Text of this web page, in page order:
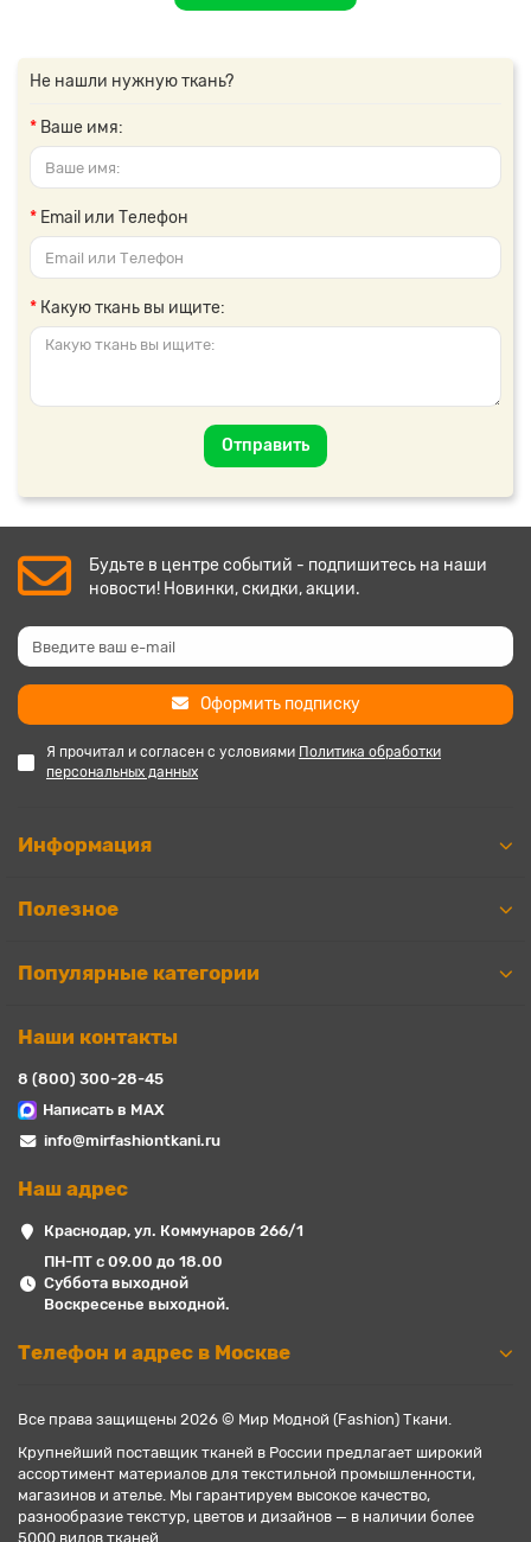
Не нашли нужную ткань?
Ваше имя:
Email или Телефон
Какую ткань вы ищите:
Отправить
Будьте в центре событий - подпишитесь на наши
новости! Новинки, скидки, акции.
Оформить подписку
Я прочитал и согласен с условиями Политика обработки
персональных данных
Информация
Полезное
Популярные категории
Наши контакты
8 (800) 300-28-45
Написать в MAX
info@mirfashiontkani.ru
Наш адрес
Краснодар, ул. Коммунаров 266/1
ПН-ПТ с 09.00 до 18.00
Суббота выходной
Воскресенье выходной.
Телефон и адрес в Москве
Все права защищены 2026 © Мир Модной (Fashion) Ткани.
Крупнейший поставщик тканей в России предлагает широкий
ассортимент материалов для текстильной промышленности,
магазинов и ателье. Мы гарантируем высокое качество,
разнообразие текстур, цветов и дизайнов — в наличии более
5000 видов тканей.